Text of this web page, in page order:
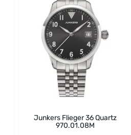
Junkers Flieger 36 Quartz
970.01.08M